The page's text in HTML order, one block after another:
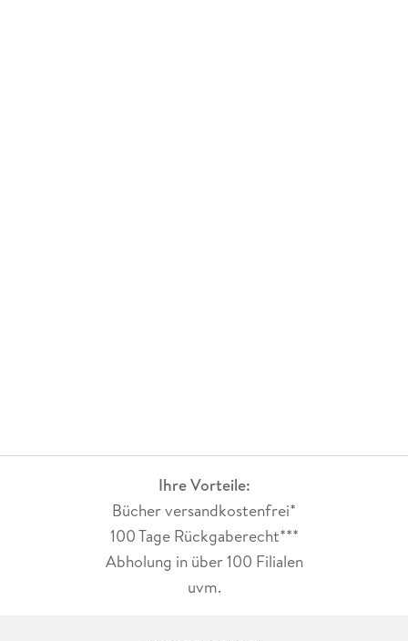
Ihre Vorteile:
Bücher versandkostenfrei*
100 Tage Rückgaberecht***
Abholung in über 100 Filialen
uvm.